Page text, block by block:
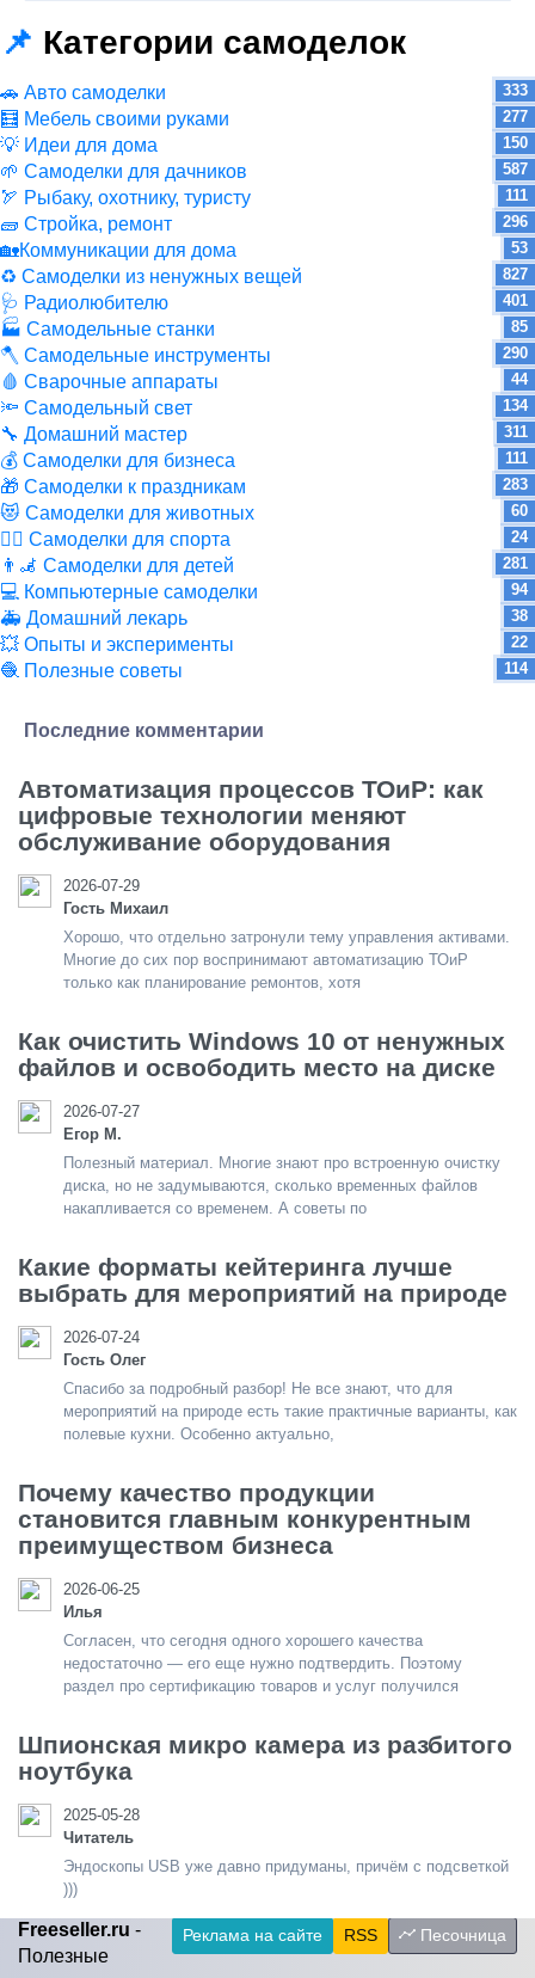
📌 Категории самоделок
🚗 Авто самоделки 333
🧮 Мебель своими руками 277
💡 Идеи для дома 150
🌱 Самоделки для дачников 587
🏹 Рыбаку, охотнику, туристу 111
🧱 Стройка, ремонт 296
🏡Коммуникации для дома 53
♻ Самоделки из ненужных вещей 827
🩺 Радиолюбителю 401
🏭 Самодельные станки 85
🪓 Самодельные инструменты 290
🩸 Сварочные аппараты 44
🔦 Самодельный свет 134
🔧 Домашний мастер 311
💰 Самоделки для бизнеса 111
🎁 Самоделки к праздникам 283
😻 Самоделки для животных 60
🏋️‍♀️ Самоделки для спорта 24
👨‍🦼 Самоделки для детей 281
💻 Компьютерные самоделки 94
🚑 Домашний лекарь 38
💥 Опыты и эксперименты 22
🧶 Полезные советы 114
Последние комментарии
Автоматизация процессов ТОиР: как
цифровые технологии меняют
обслуживание оборудования
2026-07-29
Гость Михаил
Хорошо, что отдельно затронули тему управления активами.
Многие до сих пор воспринимают автоматизацию ТОиР
только как планирование ремонтов, хотя
Как очистить Windows 10 от ненужных
файлов и освободить место на диске
2026-07-27
Егор М.
Полезный материал. Многие знают про встроенную очистку
диска, но не задумываются, сколько временных файлов
накапливается со временем. А советы по
Какие форматы кейтеринга лучше
выбрать для мероприятий на природе
2026-07-24
Гость Олег
Спасибо за подробный разбор! Не все знают, что для
мероприятий на природе есть такие практичные варианты, как
полевые кухни. Особенно актуально,
Почему качество продукции
становится главным конкурентным
преимуществом бизнеса
2026-06-25
Илья
Согласен, что сегодня одного хорошего качества
недостаточно — его еще нужно подтвердить. Поэтому
раздел про сертификацию товаров и услуг получился
Шпионская микро камера из разбитого
ноутбука
2025-05-28
Читатель
Эндоскопы USB уже давно придуманы, причём с подсветкой
)))
Песочница
RSS
Реклама на сайте
Freeseller.ru -
Полезные